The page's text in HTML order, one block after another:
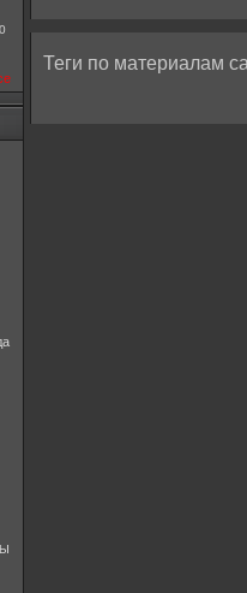
Теги по материалам